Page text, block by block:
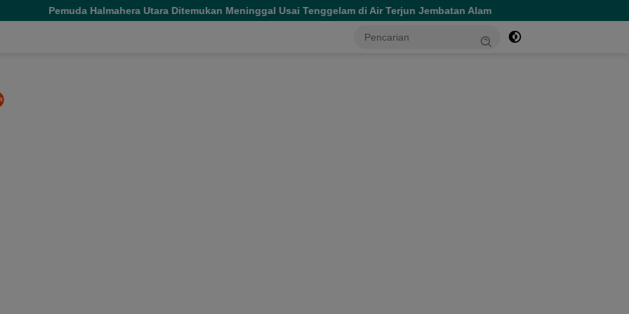
Utara Ditemukan Meninggal Usai Tenggelam di Air Terjun Jembatan Alam Meriahkan HUT RI, PC BKMT Ternate